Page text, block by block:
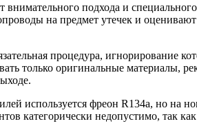
внимательного подхода и
на предмет утечек и
процедура, игнорирование
только оригинальные материалы,
используется фреон R134a, но на
категорически недопустимо, так